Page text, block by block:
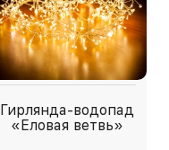
Гирлянда-водопад
«Еловая ветвь»